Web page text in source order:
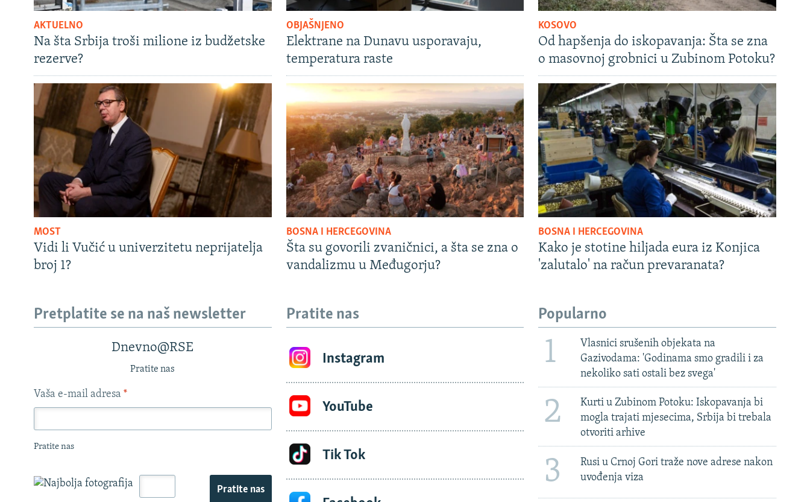
AKTUELNO
Na šta Srbija troši milione iz budžetske
rezerve?
OBJAŠNJENO
Elektrane na Dunavu usporavaju,
temperatura raste
KOSOVO
Od hapšenja do iskopavanja: Šta se zna
o masovnoj grobnici u Zubinom Potoku?
MOST
Vidi li Vučić u univerzitetu neprijatelja
broj 1?
BOSNA I HERCEGOVINA
Šta su govorili zvaničnici, a šta se zna o
vandalizmu u Međugorju?
BOSNA I HERCEGOVINA
Kako je stotine hiljada eura iz Konjica
'zalutalo' na račun prevaranata?
Pretplatite se na naš newsletter
Dnevno@RSE
Pratite nas
Vaša e-mail adresa *
Pratite nas
Pratite nas
Pratite nas
Instagram
YouTube
Tik Tok
Popularno
1
Vlasnici srušenih objekata na
Gazivodama: 'Godinama smo gradili i za
nekoliko sati ostali bez svega'
2
Kurti u Zubinom Potoku: Iskopavanja bi
mogla trajati mjesecima, Srbija bi trebala
otvoriti arhive
3
Rusi u Crnoj Gori traže nove adrese nakon
uvođenja viza